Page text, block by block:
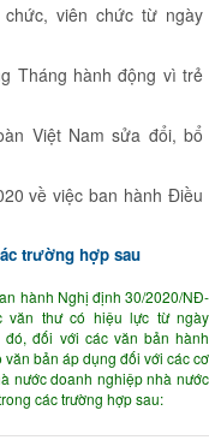
viên chức từ ngày
Tháng hành động vì trẻ
Việt Nam sửa đổi, bổ
về việc ban hành Điều
trường hợp sau
hành Nghị định 30/2020/NĐ-
văn thư có hiệu lực từ ngày
đó, đối với các văn bản hành
văn bản áp dụng đối với các cơ
nước doanh nghiệp nhà nước
các trường hợp sau: